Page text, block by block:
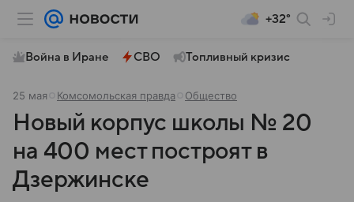
+32°
Война в Иране СВО Топливный кризис
25 мая Комсомольская правда Общество
Новый корпус школы № 20
на 400 мест построят в
Дзержинске